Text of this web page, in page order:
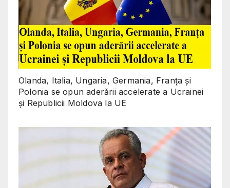
Olanda, Italia, Ungaria, Germania, Franța și
Polonia se opun aderării accelerate a Ucrainei
și Republicii Moldova la UE